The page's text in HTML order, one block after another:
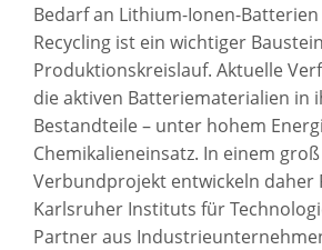
Bedarf an Lithium-Ionen-Batterien
Recycling ist ein wichtiger
Produktionskreislauf. Aktuelle
die aktiven Batteriematerialien in
Bestandteile – unter hohem
Chemikalieneinsatz. In einem
Verbundprojekt entwickeln daher
Karlsruher Instituts für
Partner aus